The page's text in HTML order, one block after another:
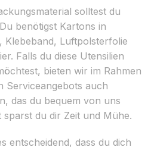
solltest du
benötigst Kartons in
Klebeband, Luftpolsterfolie
Falls du diese Utensilien
bieten wir im Rahmen
Serviceangebots auch
das du bequem von uns
sparst du dir Zeit und Mühe.
entscheidend, dass du dich